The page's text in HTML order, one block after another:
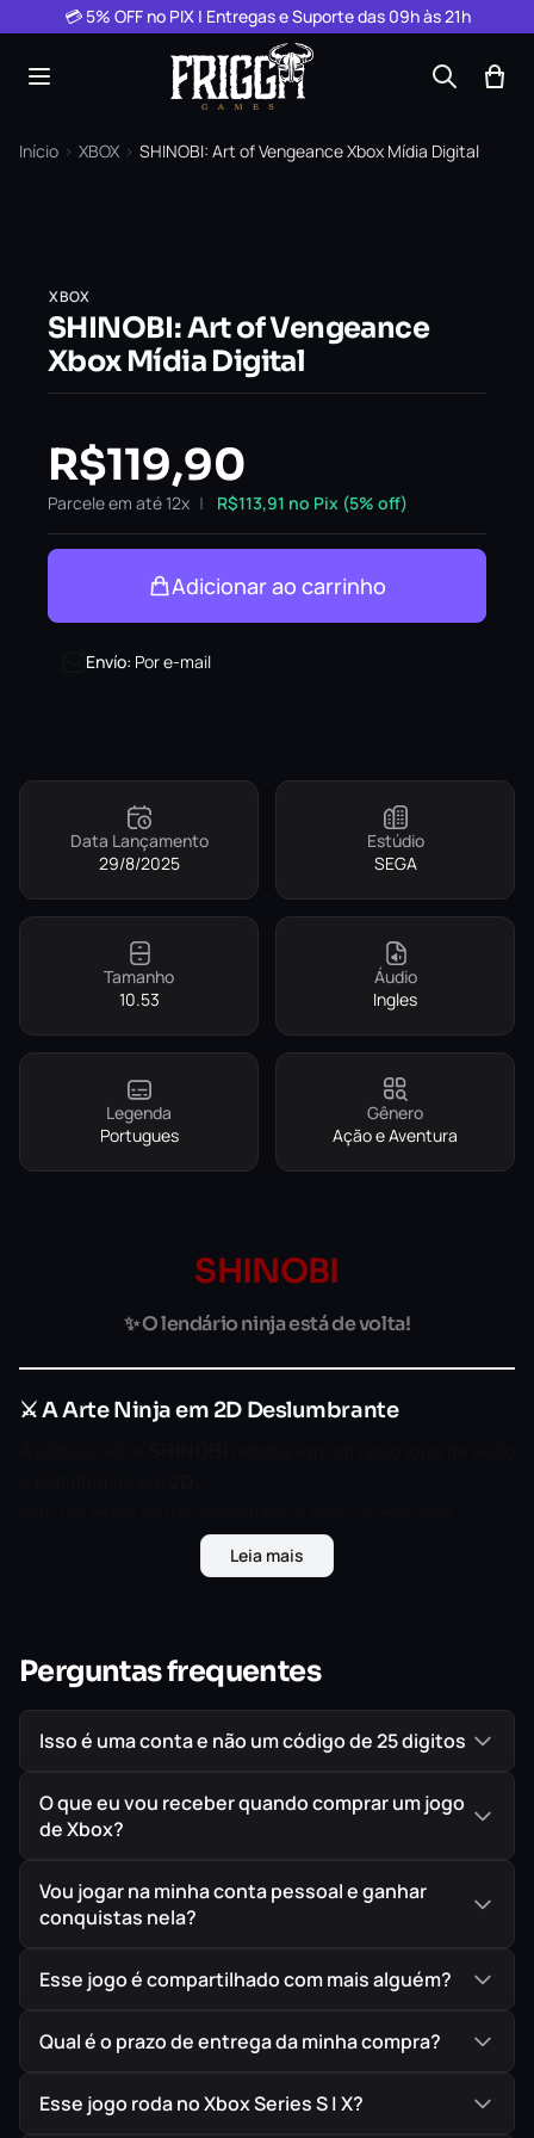
Pular para o conteúdo
💳 5% OFF no PIX | Entregas e Suporte das 09h às 21h
Início › XBOX › SHINOBI: Art of Vengeance Xbox Mídia Digital
XBOX
SHINOBI: Art of Vengeance
Xbox Mídia Digital
R$119,90
Parcele em até 12x R$113,91 no Pix (5% off)
Adicionar ao carrinho
Envío: Por e-mail
Data Lançamento
29/8/2025
Estúdio
SEGA
Tamanho
10.53
Áudio
Ingles
Legenda
Portugues
Gênero
Ação e Aventura
SHINOBI
✨ O lendário ninja está de volta!
⚔️ A Arte Ninja em 2D Deslumbrante
mesma equipe responsável pelo aclamado
Assuma o papel do lendário ninjaJoe Musashi
ele parte em umamissão de vingança contra uma força
sombria sem precedentes,
decidido a restaurar a honra e proteger seu legado.
🔥 Domine as Artes Ninja
👉 Use a poderosakatana Oborozuki em combates
intensos.
👉 Ataque à distância com
👉 Desencadeie
Ninjutsu
Ninpo
devastadoras.
💎 Evolua como Mestre Shinobi
👉 Execute
Leia mais
Perguntas frequentes
Isso é uma conta e não um código de 25 digitos
O que eu vou receber quando comprar um jogo
de Xbox?
Vou jogar na minha conta pessoal e ganhar
conquistas nela?
Esse jogo é compartilhado com mais alguém?
Qual é o prazo de entrega da minha compra?
Esse jogo roda no Xbox Series S | X?